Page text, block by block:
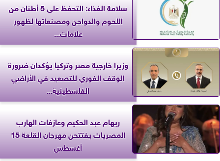
سلامة الغذاء: التحفظ على 5 أطنان من
اللحوم والدواجن ومصنعاتها لظهور
علامات...
وزيرا خارجية مصر وتركيا يؤكدان ضرورة
الوقف الفوري للتصعيد في الأراضي
الفلسطينية...
ريهام عبد الحكيم وعازفات الهارب
المصريات يفتتحن مهرجان القلعة 15
أغسطس